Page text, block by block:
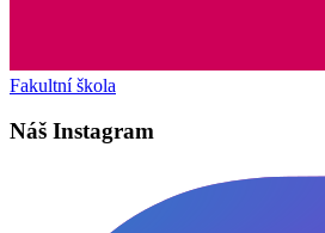
Fakultní škola
Náš Instagram